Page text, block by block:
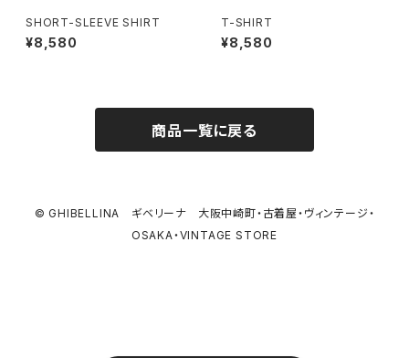
SHORT-SLEEVE SHIRT
¥8,580
T-SHIRT
¥8,580
商品一覧に戻る
© GHIBELLINA ギベリーナ 大阪中崎町・古着屋・ヴィンテージ・
OSAKA・VINTAGE STORE